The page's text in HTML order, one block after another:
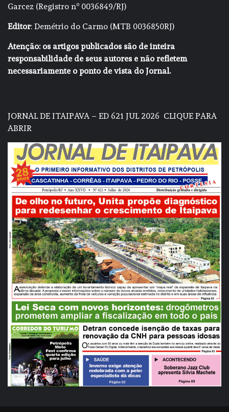
Garcez (Registro nº 0036849/RJ)
Editor: Demétrio do Carmo (MTB 0036850RJ)
Atenção: os artigos publicados são de inteira
responsabilidade de seus autores e não refletem
necessariamente o ponto de vista do Jornal.
JORNAL DE ITAIPAVA – ED 621 JUL 2026 CLIQUE PARA
ABRIR